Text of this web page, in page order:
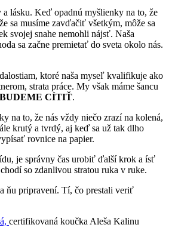
lásku. Keď opadnú myšlienky na to, že
sa musíme zavďačiť všetkým, môže sa
svojej snahe nemohli nájsť. Naša
sa začne premietať do sveta okolo nás.
ktoré naša myseľ kvalifikuje ako
strata práce. My však máme šancu
CÍTIŤ.
na to, že nás vždy niečo zrazí na kolená,
krutý a tvrdý, aj keď sa už tak dlho
rovnice na papier.
je správny čas urobiť ďalší krok a ísť
so zdanlivou stratou ruka v ruke.
ňu pripravení. Tí, čo prestali veriť
certifikovaná koučka Aleša Kalinu